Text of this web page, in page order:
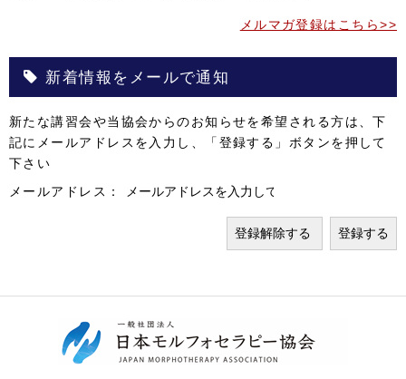
メルマガ登録はこちら>>
新着情報をメールで通知
新たな講習会や当協会からのお知らせを希望される方は、下
記にメールアドレスを入力し、「登録する」ボタンを押して
下さい
メールアドレス：